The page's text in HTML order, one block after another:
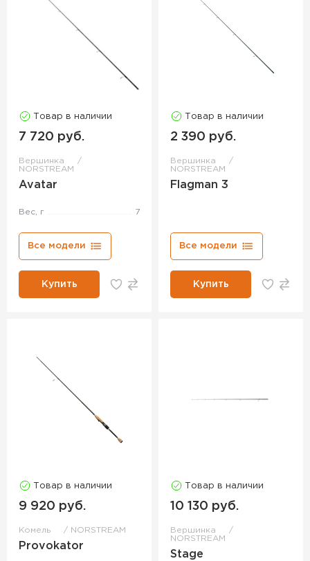
Товар в наличии
7 720 руб.
Вершинка
NORSTREAM
Avatar
Вес, г 7
Все модели
Купить
Товар в наличии
2 390 руб.
Вершинка
NORSTREAM
Flagman 3
Все модели
Купить
Товар в наличии
9 920 руб.
Комель NORSTREAM
Provokator
Товар в наличии
10 130 руб.
Вершинка
NORSTREAM
Stage